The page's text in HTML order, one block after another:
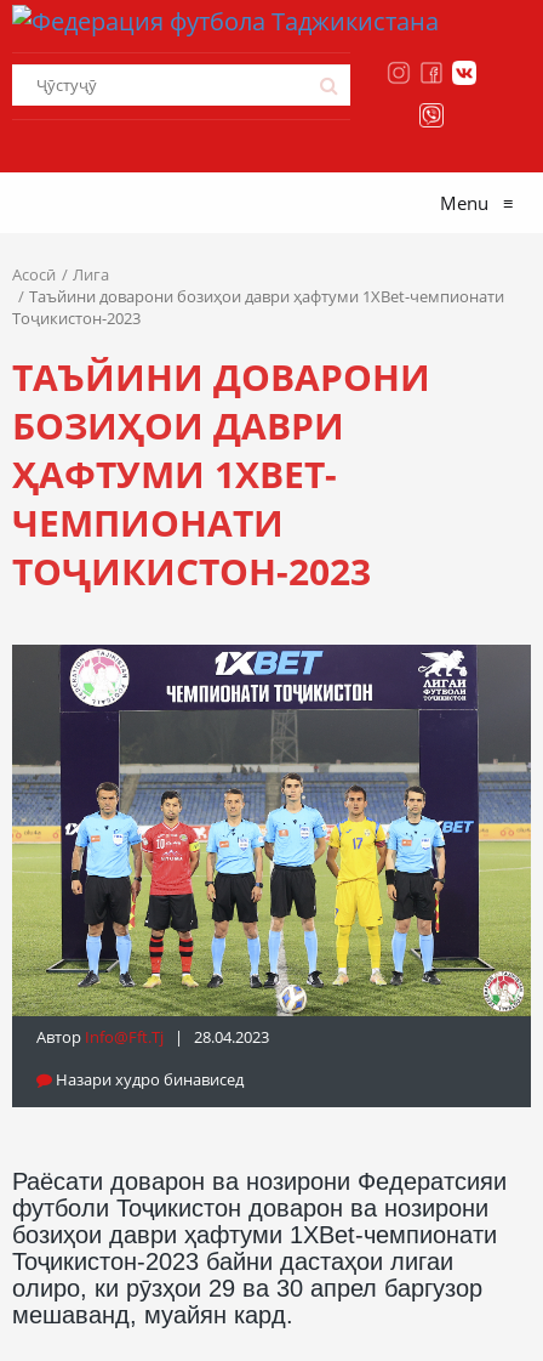
Menu ≡
Асосӣ
Лига
Таъйини доварони бозиҳои даври ҳафтуми 1XBet-чемпионати
Тоҷикистон-2023
ТАЪЙИНИ ДОВАРОНИ
БОЗИҲОИ ДАВРИ
ҲАФТУМИ 1XBET-
ЧЕМПИОНАТИ
ТОҶИКИСТОН-2023
Автор Info@fft.tj | 28.04.2023
Назари худро бинависед
Раёсати доварон ва нозирони Федератсияи
футболи Тоҷикистон доварон ва нозирони
бозиҳои даври ҳафтуми 1XBet-чемпионати
Тоҷикистон-2023 байни дастаҳои лигаи
олиро, ки рӯзҳои 29 ва 30 апрел баргузор
мешаванд, муайян кард.